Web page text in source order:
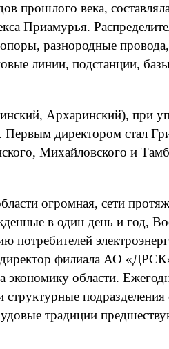
прошлого века,
Приамурья.
разнородные
линии, подстанции,
Архаринский), при
Первым директором стал
Михайловского и
огромная, сети
в один день и год,
директор филиала АО
экономику области.
традиции